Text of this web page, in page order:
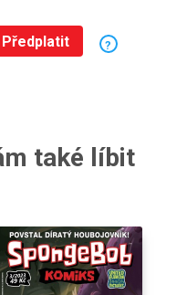
Předplatit ?
také líbit